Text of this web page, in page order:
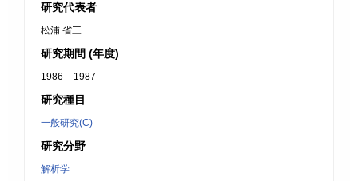
研究代表者
松浦 省三
研究期間 (年度)
1986 – 1987
研究種目
一般研究(C)
研究分野
解析学